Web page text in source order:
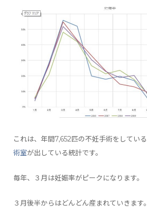
これは、年間7,652匹の不妊手術をしている
術室が出している統計です。
毎年、３月は妊娠率がピークになります。
３月後半からはどんどん産まれていきます。